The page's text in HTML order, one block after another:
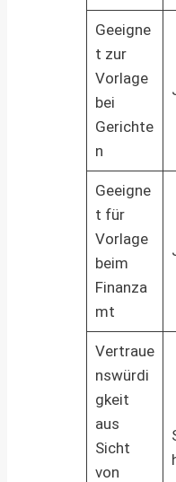
Geeigne
t zur
Vorlage
bei
Gerichte
n
Geeigne
t für
Vorlage
beim
Finanza
mt
Vertraue
nswürdi
gkeit
aus
Sicht
von